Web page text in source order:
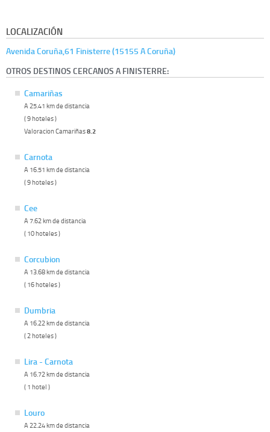
LOCALIZACIÓN
Avenida Coruña,61 Finisterre (15155 A Coruña)
OTROS DESTINOS CERCANOS A FINISTERRE:
Camariñas
A 25.41 km de distancia
( 9 hoteles )
Valoracion Camariñas8.2
Carnota
A 16.51 km de distancia
( 9 hoteles )
Cee
A 7.62 km de distancia
( 10 hoteles )
Corcubion
A 13.68 km de distancia
( 16 hoteles )
Dumbria
A 16.22 km de distancia
( 2 hoteles )
Lira - Carnota
A 16.72 km de distancia
( 1 hotel )
Louro
A 22.24 km de distancia